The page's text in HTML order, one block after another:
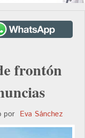
frontón
por Eva Sánchez